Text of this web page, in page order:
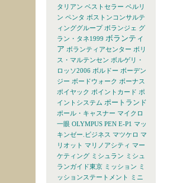
タリアン ベストセラー ベルリ
ン ペンタ ボストンコンサルテ
ィンググループ ボランジェ グ
ラン・タネ1999 ボランティ
ア ボランティアセンター ボリ
ス・マルテンセン ボルゲリ・
ロッソ2006 ボルドー ボーデン
ジー ボードウォーク ボーナス
ポイヤック ポイントカード ポ
イントシステム ポートランド
ポール・キャスナー マイクロ
一眼 OLYMPUS PEN E-P1 マッ
キンゼー.ビジネス マツケロ マ
リオット マリノアシティ マー
ケティング ミシュラン ミシュ
ランガイド東京 ミッション ミ
ッションステートメント
ミニ